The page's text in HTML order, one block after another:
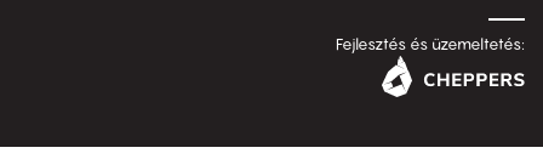
Fejlesztés és üzemeltetés: